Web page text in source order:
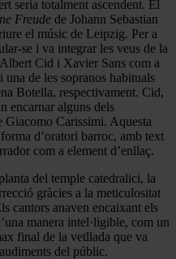
seria totalment ascendent. El
Freude de Johann Sebastian
el músic de Leipzig. Per a
se i va integrar les veus de la
Cid i Xavier Sans com a
de les sopranos habituals
Botella, respectivament. Cid,
encarnar alguns dels
Giacomo Carissimi. Aquesta
d’oratori barroc, amb text
com a element d’enllaç.
del temple catedralici, la
gràcies a la meticulositat
cantors anaven encaixant els
manera intel·ligible, com un
final de la vetllada que va
del públic.